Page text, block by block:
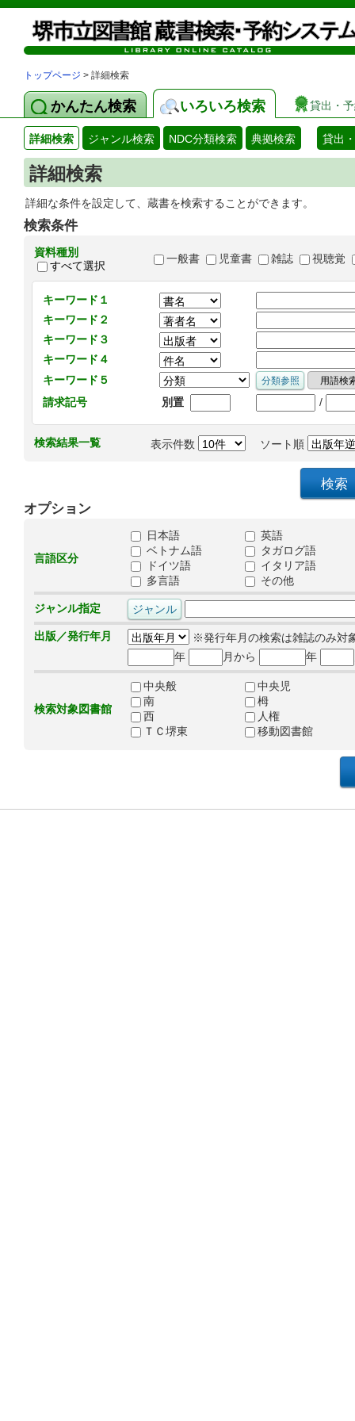
トップページ > 詳細検索
かんたん検索 いろいろ検索 貸出・
詳細検索 ジャンル検索 NDC分類検索 典拠検索 貸出
詳細検索
詳細な条件を設定して、蔵書を検索することができます。
検索条件
資料種別
すべて選択
一般書 児童書 雑誌 視聴覚
キーワード１
キーワード２
キーワード３
キーワード４
キーワード５
請求記号
別置 /
検索結果一覧 表示件数 ソート順
オプション
言語区分
日本語
英語
ベトナム語
タガログ語
ドイツ語
イタリア語
多言語
その他
ジャンル指定
出版／発行年月
※発行年月の検索は雑誌のみ対
年
月から 年
検索対象図書館
中央般
中央児
南
栂
西
人権
ＴＣ堺東
移動図書館